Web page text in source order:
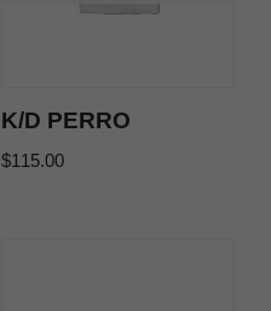
K/D PERRO
$115.00